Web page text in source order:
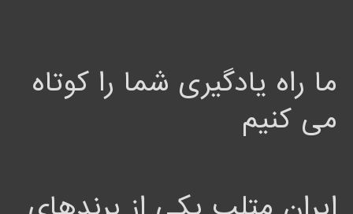
ما راه یادگیری شما را کوتاه
می کنیم